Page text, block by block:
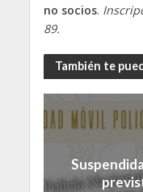
no socios.
89.
También te